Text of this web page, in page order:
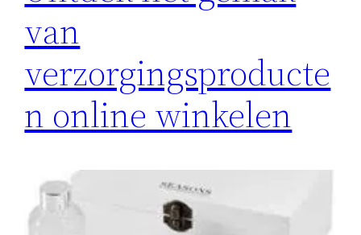
van
verzorgingsproducte
n online winkelen